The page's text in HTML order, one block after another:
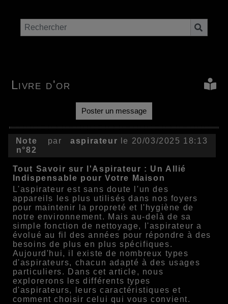
Livre d'or
Poster un message
Note
n°82
par aspirateur le 20/03/2025 18:13
Tout Savoir sur l'Aspirateur : Un Allié
Indispensable pour Votre Maison
L'aspirateur est sans doute l'un des
appareils les plus utilisés dans nos foyers
pour maintenir la propreté et l'hygiène de
notre environnement. Mais au-delà de sa
simple fonction de nettoyage, l'aspirateur a
évolué au fil des années pour répondre à des
besoins de plus en plus spécifiques.
Aujourd'hui, il existe de nombreux types
d'aspirateurs, chacun adapté à des usages
particuliers. Dans cet article, nous
explorerons les différents types
d'aspirateurs, leurs caractéristiques et
comment choisir celui qui vous convient.